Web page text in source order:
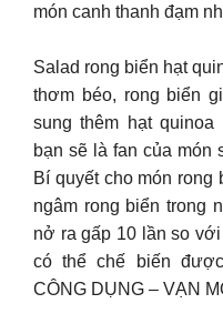
món canh thanh đạm
Salad rong biển hạt
thơm béo, rong biển
sung thêm hạt
bạn sẽ là fan của món
Bí quyết cho món
ngâm rong biển trong
nở ra gấp 10 lần so
có thể chế biến
CÔNG DỤNG – VẠN